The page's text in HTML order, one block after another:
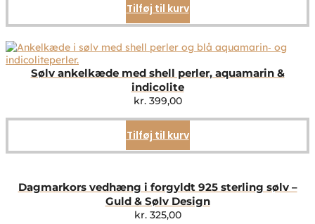
Tilføj til kurv
Sølv ankelkæde med shell perler, aquamarin &
indicolite
kr.399,00
Tilføj til kurv
Dagmarkors vedhæng i forgyldt 925 sterling sølv –
Guld & Sølv Design
kr.325,00